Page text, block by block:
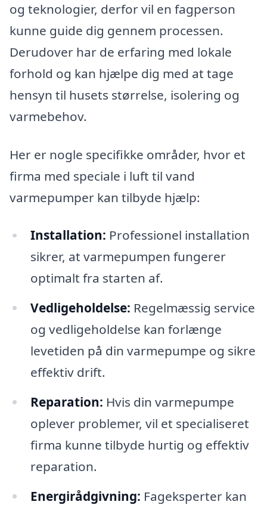
og teknologier, derfor vil en fagperson
kunne guide dig gennem processen.
Derudover har de erfaring med lokale
forhold og kan hjælpe dig med at tage
hensyn til husets størrelse, isolering og
varmebehov.
Her er nogle specifikke områder, hvor et
firma med speciale i luft til vand
varmepumper kan tilbyde hjælp:
Installation: Professionel installation
sikrer, at varmepumpen fungerer
optimalt fra starten af.
Vedligeholdelse: Regelmæssig service
og vedligeholdelse kan forlænge
levetiden på din varmepumpe og sikre
effektiv drift.
Reparation: Hvis din varmepumpe
oplever problemer, vil et specialiseret
firma kunne tilbyde hurtig og effektiv
reparation.
Energirådgivning: Fageksperter kan